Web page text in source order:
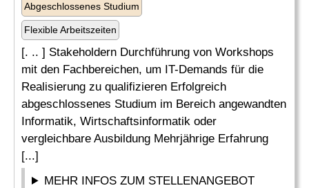
Abgeschlossenes Studium
Flexible Arbeitszeiten
[. .. ] Stakeholdern Durchführung von Workshops
mit den Fachbereichen, um IT-Demands für die
Realisierung zu qualifizieren Erfolgreich
abgeschlossenes Studium im Bereich angewandten
Informatik, Wirtschaftsinformatik oder
vergleichbare Ausbildung Mehrjährige Erfahrung
[...]
MEHR INFOS ZUM STELLENANGEBOT